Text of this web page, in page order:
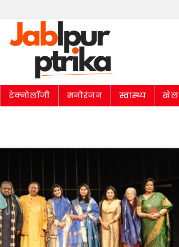
टेक्नोलॉजी मनोरंजन स्वास्थ्य खेल